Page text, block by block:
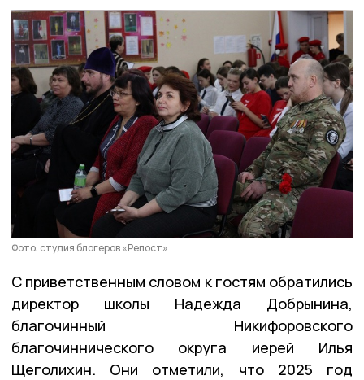
Фото: студия блогеров «Репост»
С приветственным словом к гостям обратились
директор школы Надежда Добрынина,
благочинный Никифоровского
благочиннического округа иерей Илья
Щеголихин. Они отметили, что 2025 год